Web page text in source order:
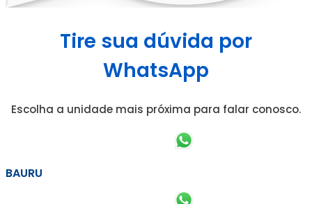
Tire sua dúvida por
WhatsApp
Escolha a unidade mais próxima para falar conosco.
BAURU